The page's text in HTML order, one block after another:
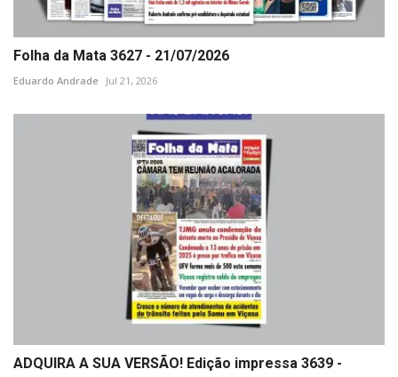
Folha da Mata 3627 - 21/07/2026
Eduardo Andrade Jul 21, 2026
ADQUIRA A SUA VERSÃO! Edição impressa 3639 -